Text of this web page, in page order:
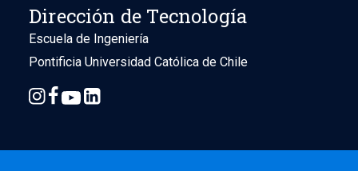
Dirección de Tecnología
Escuela de Ingeniería
Pontificia Universidad Católica de Chile